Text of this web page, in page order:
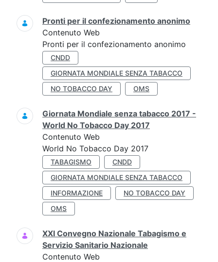
Pronti per il confezionamento anonimo
Contenuto Web
Pronti per il confezionamento anonimo
CNDD
GIORNATA MONDIALE SENZA TABACCO
NO TOBACCO DAY
OMS
Giornata Mondiale senza tabacco 2017 -
World No Tobacco Day 2017
Contenuto Web
World No Tobacco Day 2017
TABAGISMO
CNDD
GIORNATA MONDIALE SENZA TABACCO
INFORMAZIONE
NO TOBACCO DAY
OMS
XXI Convegno Nazionale Tabagismo e
Servizio Sanitario Nazionale
Contenuto Web